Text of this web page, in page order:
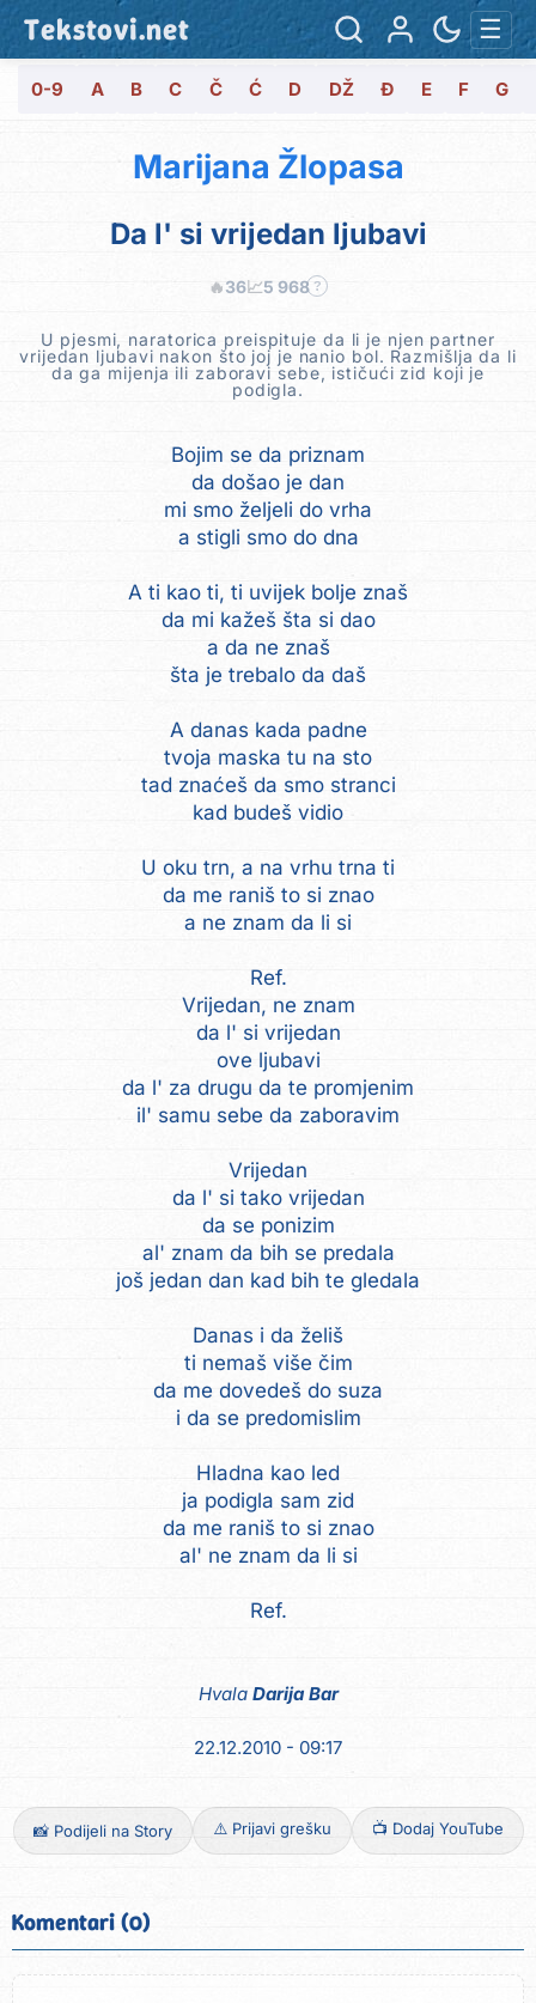
Tekstovi.net ☰
0-9 A B C Č Ć D DŽ Đ E F G
Marijana Žlopasa
Da l' si vrijedan ljubavi
🔥36📈5 968 ?
U pjesmi, naratorica preispituje da li je njen partner
vrijedan ljubavi nakon što joj je nanio bol. Razmišlja da li
da ga mijenja ili zaboravi sebe, ističući zid koji je
podigla.
Bojim se da priznam
da došao je dan
mi smo željeli do vrha
a stigli smo do dna
A ti kao ti, ti uvijek bolje znaš
da mi kažeš šta si dao
a da ne znaš
šta je trebalo da daš
A danas kada padne
tvoja maska tu na sto
tad znaćeš da smo stranci
kad budeš vidio
U oku trn, a na vrhu trna ti
da me raniš to si znao
a ne znam da li si
Ref.
Vrijedan, ne znam
da l' si vrijedan
ove ljubavi
da l' za drugu da te promjenim
il' samu sebe da zaboravim
Vrijedan
da l' si tako vrijedan
da se ponizim
al' znam da bih se predala
još jedan dan kad bih te gledala
Danas i da želiš
ti nemaš više čim
da me dovedeš do suza
i da se predomislim
Hladna kao led
ja podigla sam zid
da me raniš to si znao
al' ne znam da li si
Ref.
Hvala Darija Bar
22.12.2010 - 09:17
📸 Podijeli na Story ⚠️ Prijavi grešku 📺 Dodaj YouTube
Komentari (0)